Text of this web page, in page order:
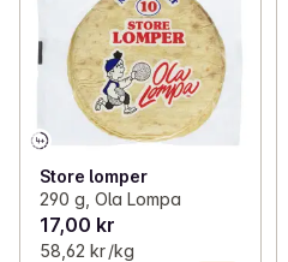
Store lomper
290 g, Ola Lompa
17,00 kr
58,62 kr /kg